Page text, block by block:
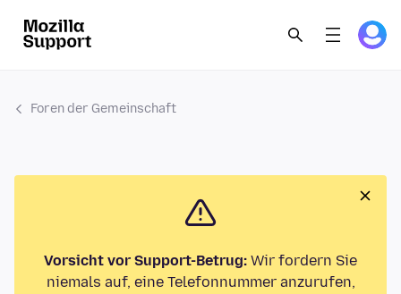
Foren der Gemeinschaft
Vorsicht vor Support-Betrug: Wir fordern Sie
niemals auf, eine Telefonnummer anzurufen,